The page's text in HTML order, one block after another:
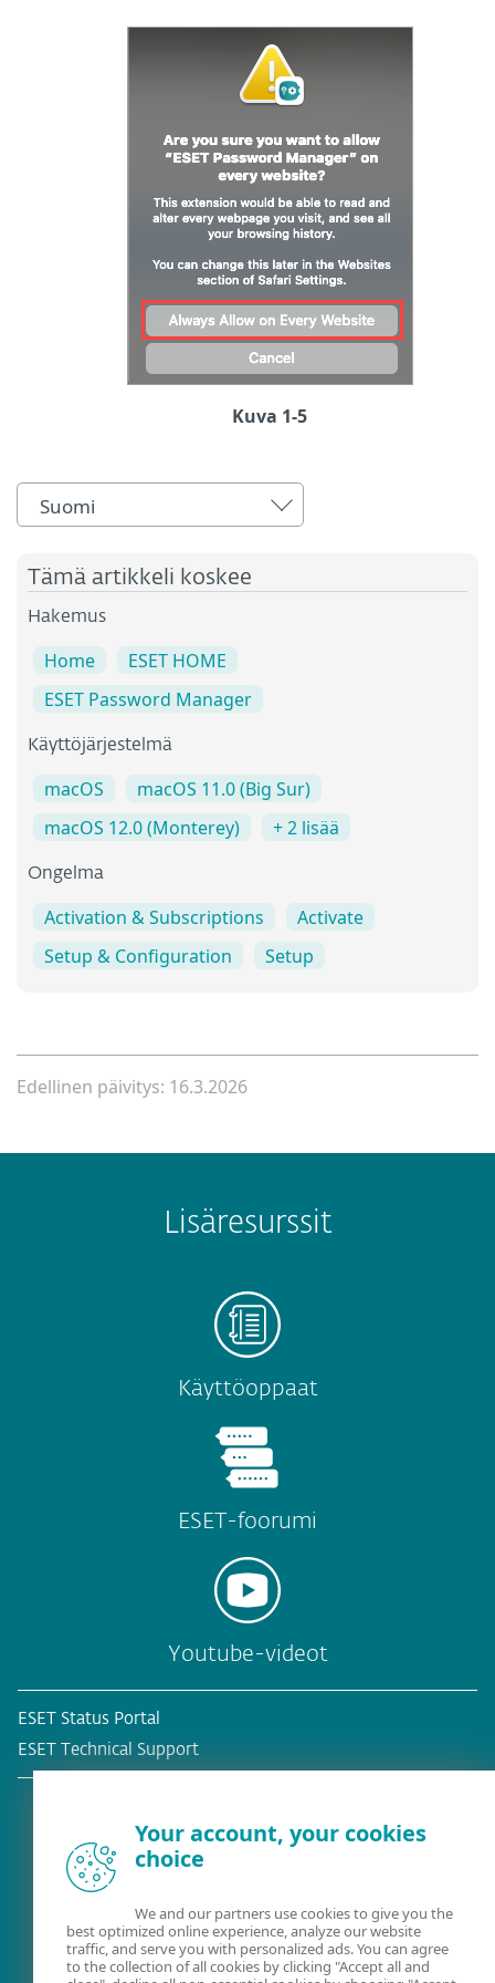
Kuva 1-5
Suomi
Tämä artikkeli koskee
Hakemus
Home
ESET HOME
ESET Password Manager
Käyttöjärjestelmä
macOS
macOS 11.0 (Big Sur)
macOS 12.0 (Monterey)
+ 2 lisää
Ongelma
Activation & Subscriptions
Activate
Setup & Configuration
Setup
Edellinen päivitys: 16.3.2026
Lisäresurssit
Käyttöoppaat
ESET-foorumi
Youtube-videot
ESET Status Portal
ESET Technical Support
Your account, your cookies
choice
We and our partners use cookies to give you the
best optimized online experience, analyze our website
traffic, and serve you with personalized ads. You can agree
to the collection of all cookies by clicking "Accept all and